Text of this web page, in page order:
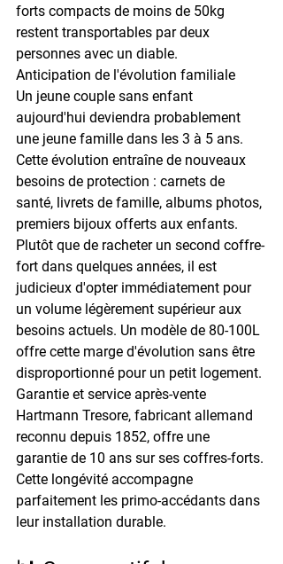
forts compacts de moins de 50kg
restent transportables par deux
personnes avec un diable.
Anticipation de l'évolution familiale
Un jeune couple sans enfant
aujourd'hui deviendra probablement
une jeune famille dans les 3 à 5 ans.
Cette évolution entraîne de nouveaux
besoins de protection : carnets de
santé, livrets de famille, albums photos,
premiers bijoux offerts aux enfants.
Plutôt que de racheter un second coffre-
fort dans quelques années, il est
judicieux d'opter immédiatement pour
un volume légèrement supérieur aux
besoins actuels. Un modèle de 80-100L
offre cette marge d'évolution sans être
disproportionné pour un petit logement.
Garantie et service après-vente
Hartmann Tresore, fabricant allemand
reconnu depuis 1852, offre une
garantie de 10 ans sur ses coffres-forts.
Cette longévité accompagne
parfaitement les primo-accédants dans
leur installation durable.